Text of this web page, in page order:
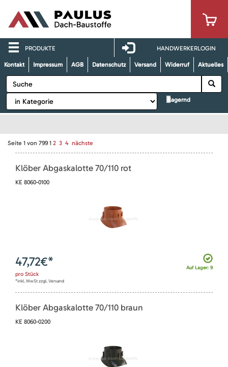
PRODUKTE HANDWERKERLOGIN
Kontakt Impressum AGB Datenschutz Versand Widerruf Aktuelles
lagernd
Seite 1 von 799 1 2 3 4 nächste
Klöber Abgaskalotte 70/110 rot
KE 8060-0100
Auf Lager: 9
47,72€*
pro Stück
*inkl. MwSt zzgl. Versand
Klöber Abgaskalotte 70/110 braun
KE 8060-0200